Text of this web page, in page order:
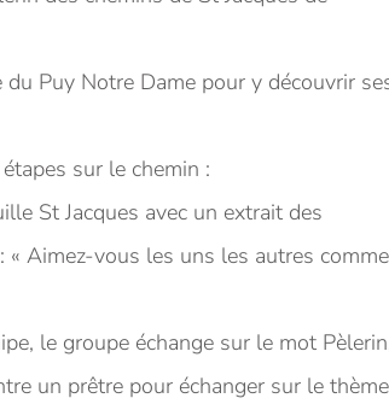
Puy Notre Dame pour y découvrir
sur le chemin :
St Jacques avec un extrait des
« Aimez-vous les uns les autres
le groupe échange sur le mot
un prêtre pour échanger sur le thème